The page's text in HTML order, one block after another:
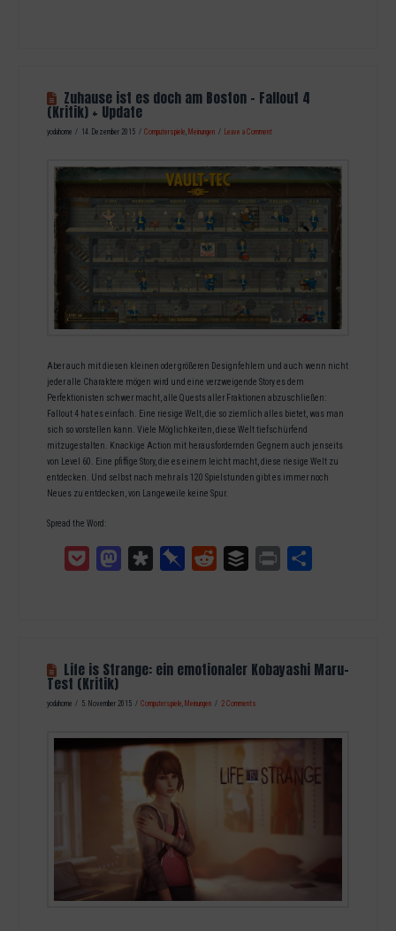
Zuhause ist es doch am Boston – Fallout 4
(Kritik) + Update
yodahome 14. Dezember 2015 Computerspiele, Meinungen Leave a Comment
Aber auch mit diesen kleinen oder größeren Designfehlern und auch wenn nicht
jeder alle Charaktere mögen wird und eine verzweigende Story es dem
Perfektionisten schwer macht, alle Quests aller Fraktionen abzuschließen:
Fallout 4 hat es einfach. Eine riesige Welt, die so ziemlich alles bietet, was man
sich so vorstellen kann. Viele Möglichkeiten, diese Welt tiefschürfend
mitzugestalten. Knackige Action mit herausfordernden Gegnern auch jenseits
von Level 60. Eine pfiffige Story, die es einem leicht macht, diese riesige Welt zu
entdecken. Und selbst nach mehr als 120 Spielstunden gibt es immer noch
Neues zu entdecken, von Langeweile keine Spur.
Spread the Word:
Pocket MastodonDiasporaPinboardReddit Buffer Print
Life is Strange: ein emotionaler Kobayashi Maru-
Test (Kritik)
yodahome 5. November 2015 Computerspiele, Meinungen 2 Comments